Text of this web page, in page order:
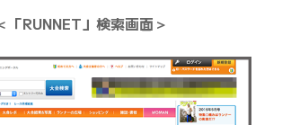
「RUNNET」検索画面＞